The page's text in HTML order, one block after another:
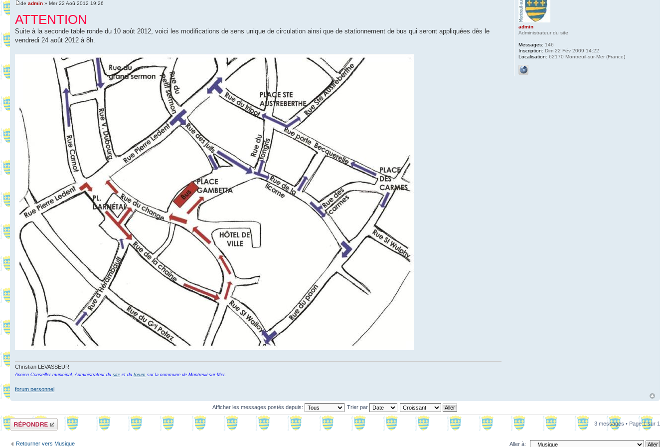
de admin » Mer 22 Aoû 2012 19:26
ATTENTION
Suite à la seconde table ronde du 10 août 2012, voici les modifications de sens unique de circulation ainsi que de stationnement de bus qui seront appliquées dès le
vendredi 24 août 2012 à 8h.
Christian LEVASSEUR
Ancien Conseiller municipal, Administrateur du site et du forum sur la commune de Montreuil-sur-Mer.
forum personnel
admin
Administrateur du site
Messages: 146
Inscription: Dim 22 Fév 2009 14:22
Localisation: 62170 Montreuil-sur-Mer (France)
Afficher les messages postés depuis: Trier par
Répondre 3 messages • Page1sur 1
Retourner vers Musique Aller à: